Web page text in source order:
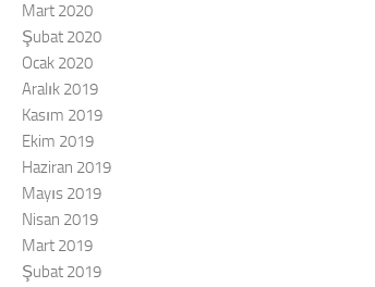
Mart 2020
Şubat 2020
Ocak 2020
Aralık 2019
Kasım 2019
Ekim 2019
Haziran 2019
Mayıs 2019
Nisan 2019
Mart 2019
Şubat 2019